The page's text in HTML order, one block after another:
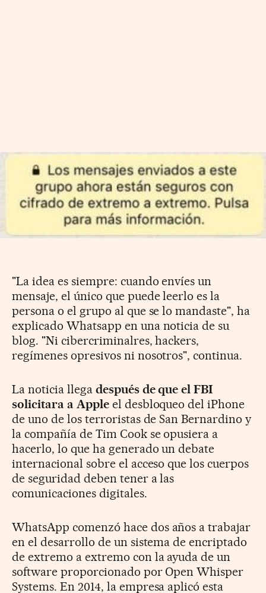
"La idea es siempre: cuando envíes un
mensaje, el único que puede leerlo es la
persona o el grupo al que se lo mandaste", ha
explicado Whatsapp en una noticia de su
blog. "Ni cibercriminalres, hackers,
regímenes opresivos ni nosotros", continua.
La noticia llega después de que el FBI
solicitara a Appleel desbloqueo del iPhone
de uno de los terroristas de San Bernardino y
la compañía de Tim Cook se opusiera a
hacerlo, lo que ha generado un debate
internacional sobre el acceso que los cuerpos
de seguridad deben tener a las
comunicaciones digitales.
WhatsApp comenzó hace dos años a trabajar
en el desarrollo de un sistema de encriptado
de extremo a extremo con la ayuda de un
software proporcionado por Open Whisper
Systems. En 2014, la empresa aplicó esta